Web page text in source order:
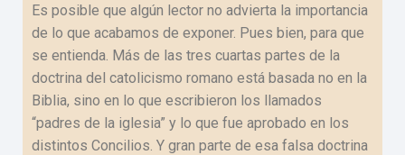
Es posible que algún lector no advierta la importancia
de lo que acabamos de exponer. Pues bien, para que
se entienda. Más de las tres cuartas partes de la
doctrina del catolicismo romano está basada no en la
Biblia, sino en lo que escribieron los llamados
“padres de la iglesia” y lo que fue aprobado en los
distintos Concilios. Y gran parte de esa falsa doctrina